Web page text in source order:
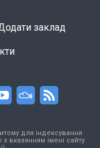
заклад
для індексування
з вказанням імені сайту